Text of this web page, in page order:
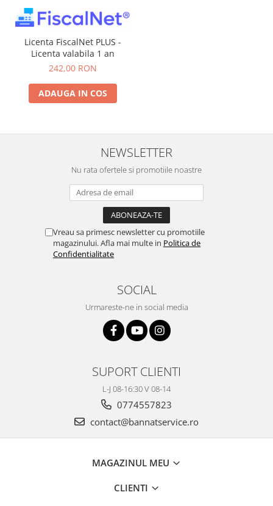
Licenta FiscalNet PLUS -
Licenta valabila 1 an
242,00 RON
ADAUGA IN COS
NEWSLETTER
Nu rata ofertele si promotiile noastre
Vreau sa primesc newsletter cu promotiile
magazinului. Afla mai multe in Politica de
Confidentialitate
SOCIAL
Urmareste-ne in social media
SUPORT CLIENTI
L-J 08-16:30 V 08-14
0774557823
contact@bannatservice.ro
MAGAZINUL MEU
CLIENTI